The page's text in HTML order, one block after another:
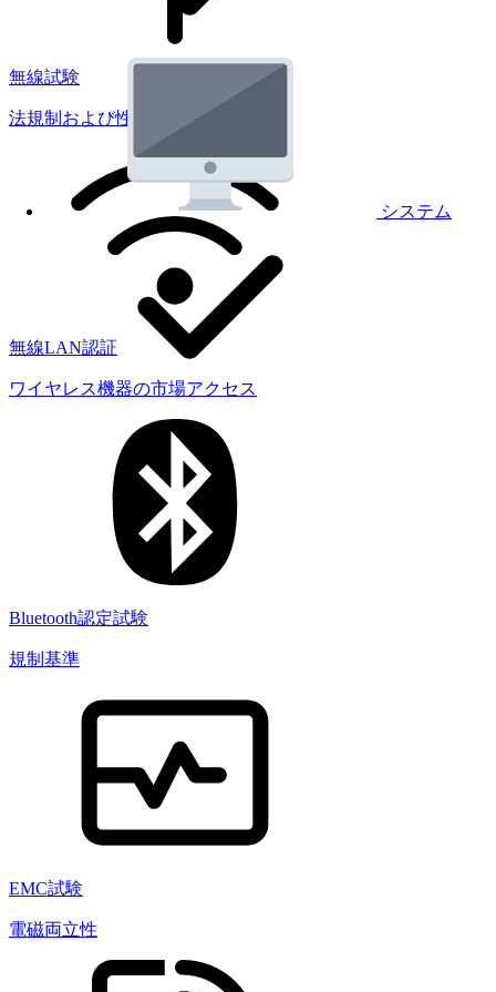
システム
無線試験
法規制および性能試験
無線LAN認証
ワイヤレス機器の市場アクセス
Bluetooth認定試験
規制基準
EMC試験
電磁両立性